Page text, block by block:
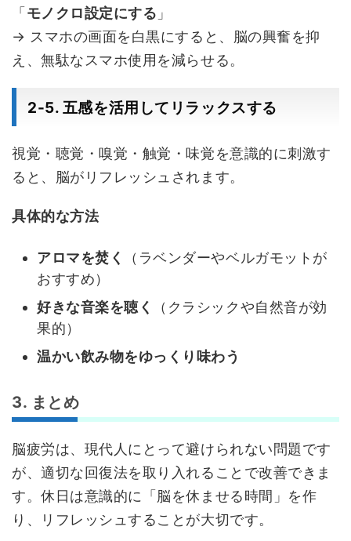
「 モノクロ設定にする 」
→ スマホの画面を白黒にすると、脳の興奮を抑
え、無駄なスマホ使用を減らせる。
2-5. 五感を活用してリラックスする
視覚・聴覚・嗅覚・触覚・味覚を意識的に刺激す
ると、脳がリフレッシュされます。
具体的な方法
アロマを焚く
（ラベンダーやベルガモットが
おすすめ）
好きな音楽を聴く
（クラシックや自然音が効
果的）
温かい飲み物をゆっくり味わう
3. まとめ
脳疲労は、現代人にとって避けられない問題です
が、適切な回復法を取り入れることで改善できま
す。休日は意識的に「脳を休ませる時間」を作
り、リフレッシュすることが大切です。